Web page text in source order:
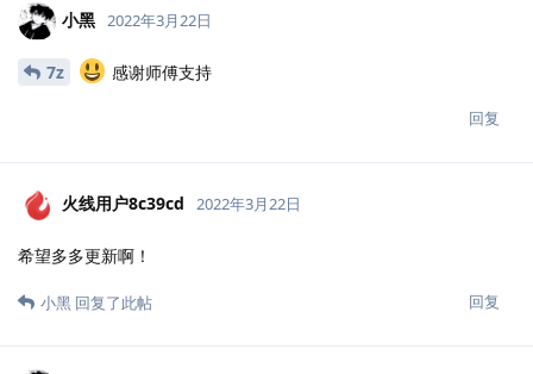
小黑 2022年3月22日
7z 感谢师傅支持
回复
火线用户8c39cd 2022年3月22日
希望多多更新啊！
回复
小黑 回复了此帖